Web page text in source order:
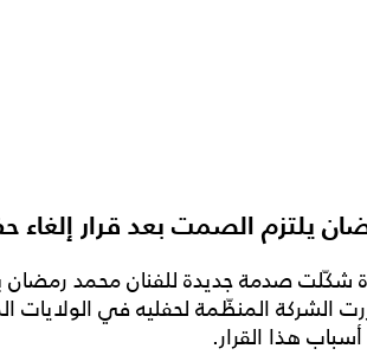
يلتزم الصمت بعد قرار إلغاء
شكّلت صدمة جديدة للفنان محمد
الشركة المنظّمة لحفليه في الولايات
هذا القرار.